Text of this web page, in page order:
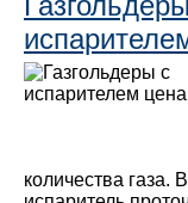
количества газа.